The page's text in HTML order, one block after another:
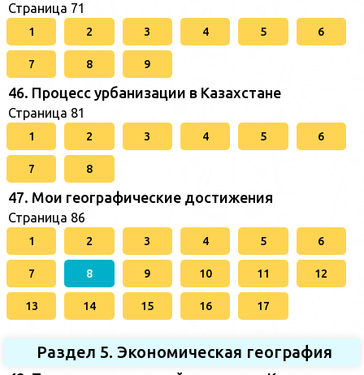
Страница 71
1 2 3 4 5 6
7 8 9
46. Процесс урбанизации в Казахстане
Страница 81
1 2 3 4 5 6
7 8
47. Мои географические достижения
Страница 86
1 2 3 4 5 6
7 8 9 10 11 12
13 14 15 16 17
Раздел 5. Экономическая география